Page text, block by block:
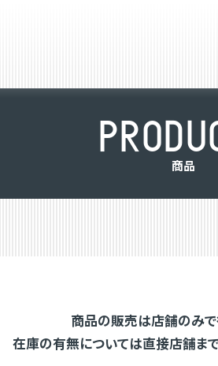
PRODU
商品
商品の販売は店舗のみで
在庫の有無については直接店舗ま